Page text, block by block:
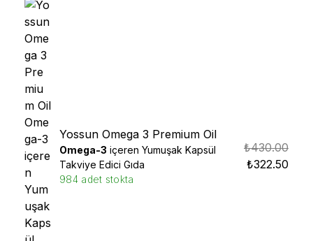
Yossun Omega 3 Premium Oil
Omega-3 içeren Yumuşak Kapsül
Takviye Edici Gıda
984 adet stokta
₺430.00
₺322.50